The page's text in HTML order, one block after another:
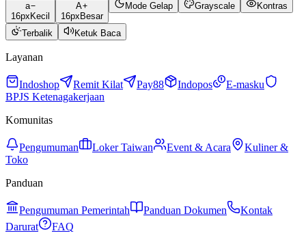
a
16px Kecil
A
16px Besar
Mode Gelap Grayscale Kontras
Terbalik Ketuk Baca
Layanan
Indoshop Remit Kilat Pay88 Indopos
E-masku
BPJS Ketenagakerjaan
Komunitas
Pengumuman Loker Taiwan Event & Acara
Kuliner &
Toko
Panduan
Pengumuman Pemerintah Panduan Dokumen
Kontak
Darurat
FAQ